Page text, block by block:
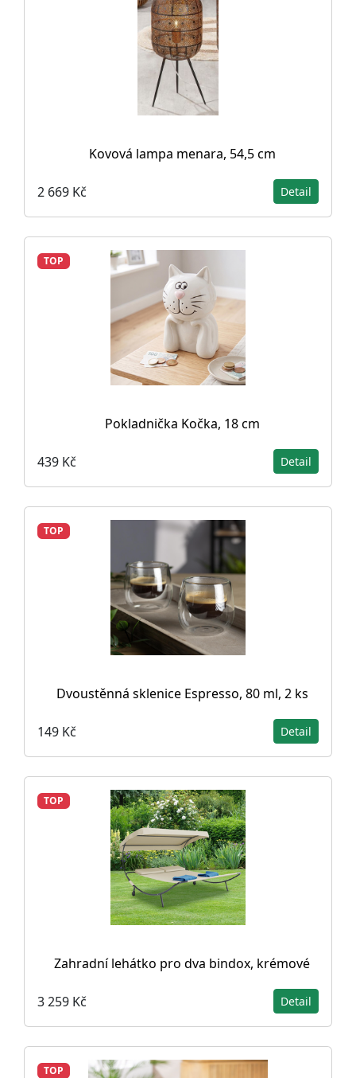
Kovová lampa menara, 54,5 cm
2 669 Kč Detail
TOP
Pokladnička Kočka, 18 cm
439 Kč Detail
TOP
Dvoustěnná sklenice Espresso, 80 ml, 2 ks
149 Kč Detail
TOP
Zahradní lehátko pro dva bindox, krémové
3 259 Kč Detail
TOP